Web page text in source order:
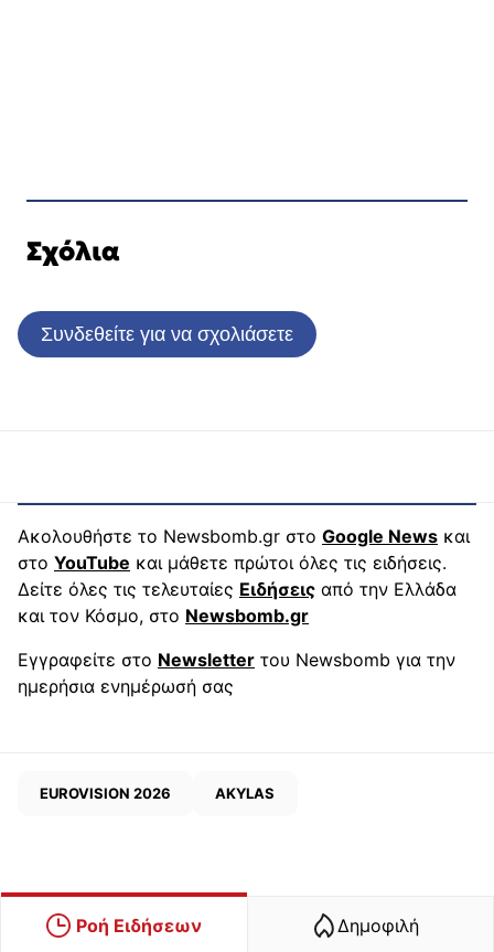
Σχόλια
Συνδεθείτε για να σχολιάσετε
Ακολουθήστε το Newsbomb.gr στο Google News και
στο YouTube και μάθετε πρώτοι όλες τις ειδήσεις.
Δείτε όλες τις τελευταίες Ειδήσεις από την Ελλάδα
και τον Κόσμο, στο Newsbomb.gr
Εγγραφείτε στο Newsletter του Newsbomb για την
ημερήσια ενημέρωσή σας
EUROVISION 2026 AKYLAS
Ροή Ειδήσεων Δημοφιλή